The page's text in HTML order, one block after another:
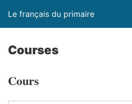
Le français du primaire
Courses
Cours